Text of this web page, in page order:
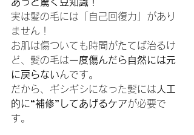
実は髪の毛には「自己回復力」があり
ません！
お肌は傷ついても時間がたてば治るけ
ど、髪の毛は一度傷んだら自然には元
に戻らないんです。
だから、ギシギシになった髪には 人工
的に“補修”してあげるケアが必要で
す。